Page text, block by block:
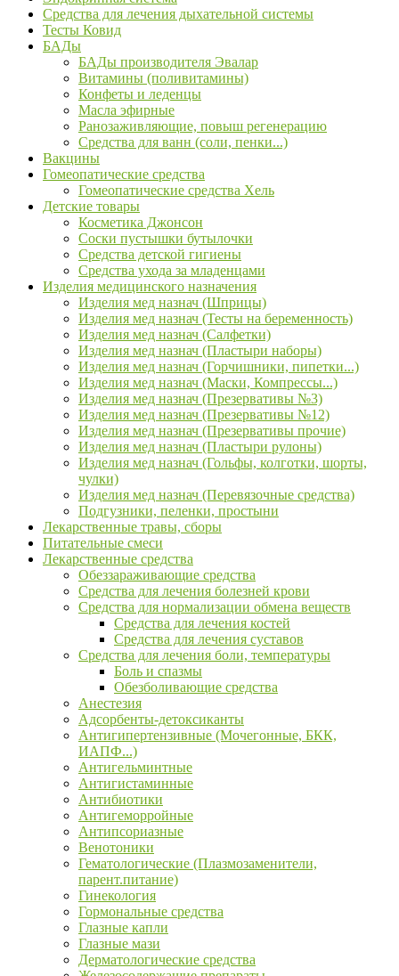
Средства для лечения дыхательной системы
Тесты Ковид
БАДы
БАДы производителя Эвалар
Витамины (поливитамины)
Конфеты и леденцы
Масла эфирные
Ранозаживляющие, повыш регенерацию
Средства для ванн (соли, пенки...)
Вакцины
Гомеопатические средства
Гомеопатические средства Хель
Детские товары
Косметика Джонсон
Соски пустышки бутылочки
Средства детской гигиены
Средства ухода за младенцами
Изделия медицинского назначения
Изделия мед назнач (Шприцы)
Изделия мед назнач (Тесты на беременность)
Изделия мед назнач (Салфетки)
Изделия мед назнач (Пластыри наборы)
Изделия мед назнач (Горчишники, пипетки...)
Изделия мед назнач (Маски, Компрессы...)
Изделия мед назнач (Презервативы №3)
Изделия мед назнач (Презервативы №12)
Изделия мед назнач (Презервативы прочие)
Изделия мед назнач (Пластыри рулоны)
Изделия мед назнач (Гольфы, колготки, шорты,
чулки)
Изделия мед назнач (Перевязочные средства)
Подгузники, пеленки, простыни
Лекарственные травы, сборы
Питательные смеси
Лекарственные средства
Обеззараживающие средства
Средства для лечения болезней крови
Средства для нормализации обмена веществ
Средства для лечения костей
Средства для лечения суставов
Средства для лечения боли, температуры
Боль и спазмы
Обезболивающие средства
Анестезия
Адсорбенты-детоксиканты
Антигипертензивные (Мочегонные, БКК,
ИАПФ...)
Антигельминтные
Антигистаминные
Антибиотики
Антигеморройные
Антипсориазные
Венотоники
Гематологические (Плазмозаменители,
парент.питание)
Гинекология
Гормональные средства
Глазные капли
Глазные мази
Дерматологические средства